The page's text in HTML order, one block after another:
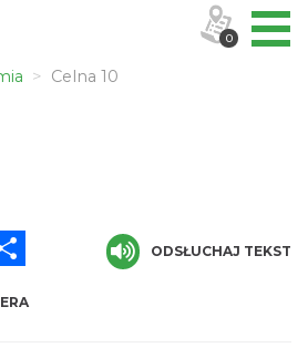
Celna 10
ODSŁUCHAJ TEKST
0